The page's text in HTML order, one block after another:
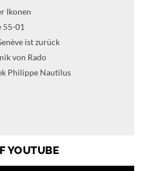
Ikonen
55-01
ist zurück
von Rado
Philippe Nautilus
YOUTUBE